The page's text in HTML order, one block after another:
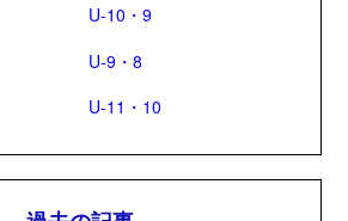
U-10・9
U-9・8
U-11・10